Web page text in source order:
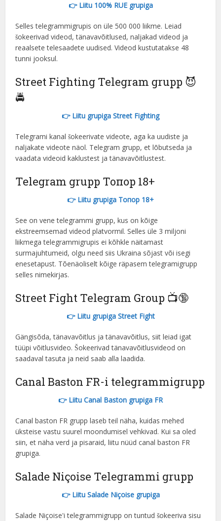
French (Canada)
Ukrainian
Turkish
Dutch
Hungarian
Korean
Hebrew
Slovenian
Vietnamese
👉 Liitu 100% RUE grupiga
Selles telegrammigrupis on üle 500 000 liikme. Leiad
šokeerivad videod, tänavavõitlused, naljakad videod ja
reaalsete telesaadete uudised. Videod kustutatakse 48
tunni jooksul.
Street Fighting Telegram grupp 😈
🚔
👉 Liitu grupiga Street Fighting
Telegrami kanal šokeerivate videote, aga ka uudiste ja
naljakate videote näol. Telegram grupp, et lõbutseda ja
vaadata videoid kaklustest ja tänavavõitlustest.
Telegram grupp Топор 18+
👉 Liitu grupiga Топор 18+
See on vene telegrammi grupp, kus on kõige
ekstreemsemad videod platvormil. Selles üle 3 miljoni
liikmega telegrammigrupis ei kõhkle näitamast
surmajuhtumeid, olgu need siis Ukraina sõjast või isegi
enesetapust. Tõenäoliselt kõige räpasem telegramigrupp
selles nimekirjas.
Street Fight Telegram Group 📺🔞
👉 Liitu grupiga Street Fight
Gängisõda, tänavavõitlus ja tänavavõitlus, siit leiad igat
tüüpi võitlusvideo. Šokeerivad tänavavõitlusvideod on
saadaval tasuta ja neid saab alla laadida.
Canal Baston FR-i telegrammigrupp
👉 Liitu Canal Baston grupiga FR
Canal baston FR grupp laseb teil näha, kuidas mehed
üksteise vastu suurel moondumisel vehkivad. Kui sa oled
siin, et näha verd ja pisaraid, liitu nüüd canal baston FR
grupiga.
Salade Niçoise Telegrammi grupp
👉 Liitu Salade Niçoise grupiga
Salade Niçoise'i telegrammigrupp on tuntud šokeeriva sisu